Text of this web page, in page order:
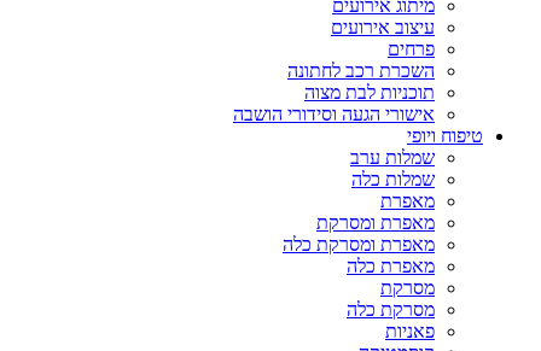
מיתוג אירועים
עיצוב אירועים
פרחים
השכרת רכב לחתונה
תוכניות לבת מצוה
אישורי הגעה וסידורי הושבה
טיפוח ויופי
שמלות ערב
שמלות כלה
מאפרת
מאפרת ומסרקת
מאפרת ומסרקת כלה
מאפרת כלה
מסרקת
מסרקת כלה
פאניות